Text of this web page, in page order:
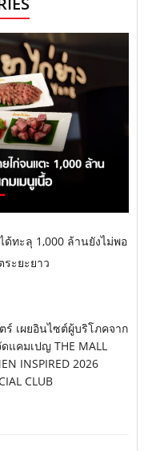
ด้ทะลุ 1,000 ล้านยังไม่พอ
ะยะยาว
ร์ เผยอินไซต์ผู้บริโภคจาก
แคมเปญ THE MALL
INSPIRED 2026
CLUB